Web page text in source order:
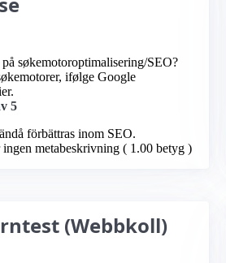
søkemotoroptimalisering/SEO?
ifølge Google
5
förbättras inom SEO.
metabeskrivning ( 1.00 betyg )
(Webbkoll)